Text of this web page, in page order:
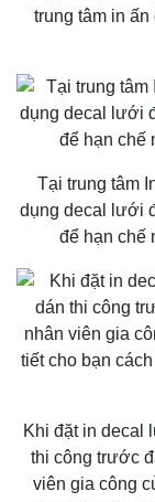
trung tâm in
Tại trung tâm
dụng decal lưới
để hạn chế
Khi đặt in decal
thi công trước
viên gia công